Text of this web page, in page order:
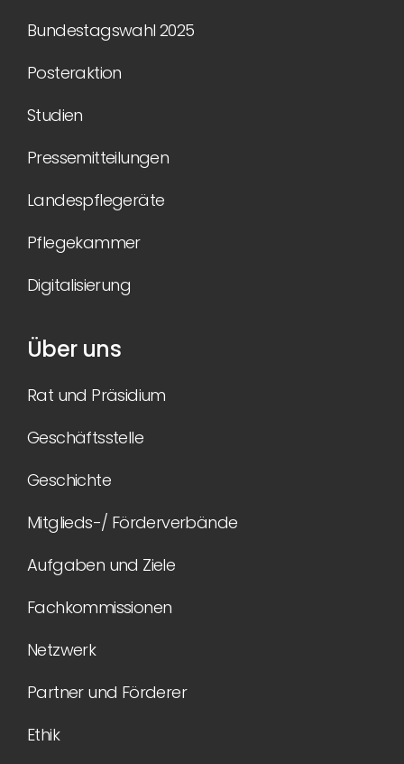
Bundestagswahl 2025
Posteraktion
Studien
Pressemitteilungen
Landespflegeräte
Pflegekammer
Digitalisierung
Über uns
Rat und Präsidium
Geschäftsstelle
Geschichte
Mitglieds-/ Förderverbände
Aufgaben und Ziele
Fachkommissionen
Netzwerk
Partner und Förderer
Ethik